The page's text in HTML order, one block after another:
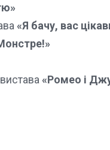
«Я бачу, вас
«Ромео і